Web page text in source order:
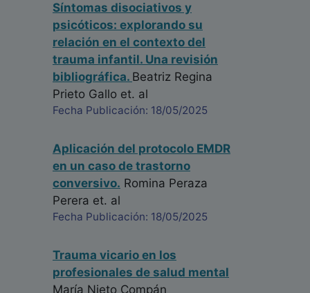
Síntomas disociativos y
psicóticos: explorando su
relación en el contexto del
trauma infantil. Una revisión
bibliográfica. Beatriz Regina
Prieto Gallo et. al
Fecha Publicación: 18/05/2025
Aplicación del protocolo EMDR
en un caso de trastorno
conversivo. Romina Peraza
Perera et. al
Fecha Publicación: 18/05/2025
Trauma vicario en los
profesionales de salud mental
María Nieto Compán